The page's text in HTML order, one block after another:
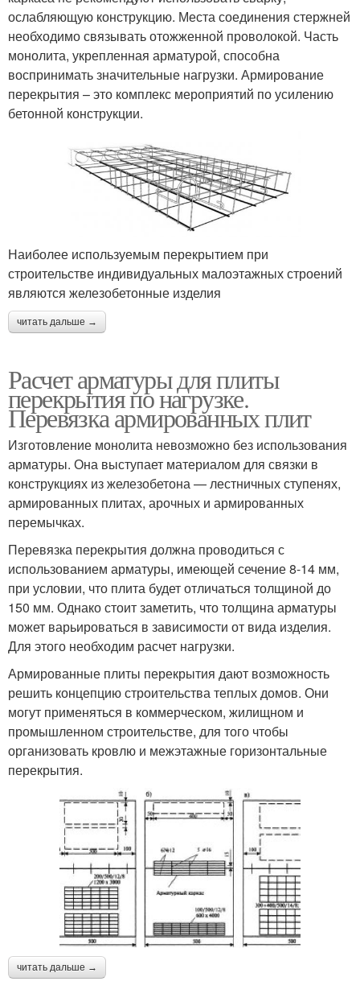
ослабляющую конструкцию. Места соединения стержней
необходимо связывать отожженной проволокой. Часть
монолита, укрепленная арматурой, способна
воспринимать значительные нагрузки. Армирование
перекрытия – это комплекс мероприятий по усилению
бетонной конструкции.
Наиболее используемым перекрытием при
строительстве индивидуальных малоэтажных строений
являются железобетонные изделия
читать дальше →
Расчет арматуры для плиты
перекрытия по нагрузке.
Перевязка армированных плит
Изготовление монолита невозможно без использования
арматуры. Она выступает материалом для связки в
конструкциях из железобетона — лестничных ступенях,
армированных плитах, арочных и армированных
перемычках.
Перевязка перекрытия должна проводиться с
использованием арматуры, имеющей сечение 8-14 мм,
при условии, что плита будет отличаться толщиной до
150 мм. Однако стоит заметить, что толщина арматуры
может варьироваться в зависимости от вида изделия.
Для этого необходим расчет нагрузки.
Армированные плиты перекрытия дают возможность
решить концепцию строительства теплых домов. Они
могут применяться в коммерческом, жилищном и
промышленном строительстве, для того чтобы
организовать кровлю и межэтажные горизонтальные
перекрытия.
читать дальше →